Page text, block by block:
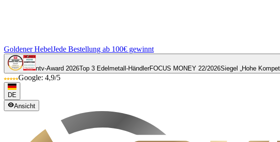
Goldener HebelJede Bestellung ab 100€ gewinnt
ntv-Award 2026Top 3 Edelmetall-HändlerFOCUS MONEY 22/2026Siegel „Hohe
Google: 4,9/5
DE
Ansicht